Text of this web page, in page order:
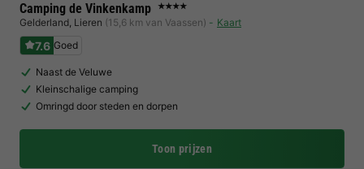
Camping de Vinkenkamp ★★★★
Gelderland, Lieren (15,6 km van Vaassen) Kaart
7.6 Goed
Naast de Veluwe
Kleinschalige camping
Omringd door steden en dorpen
Toon prijzen